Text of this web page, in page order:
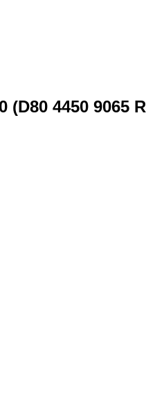
(D80 4450 9065 R